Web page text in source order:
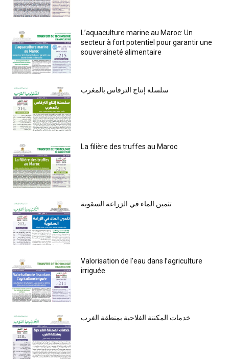
L’aquaculture marine au Maroc: Un
secteur à fort potentiel pour garantir une
souveraineté alimentaire
سلسلة إنتاج الترفاس بالمغرب
La filière des truffes au Maroc
تثمين الماء في الزراعة السقوية
Valorisation de l’eau dans l’agriculture
irriguée
خدمات المكننة الفلاحية بمنطقة الغرب